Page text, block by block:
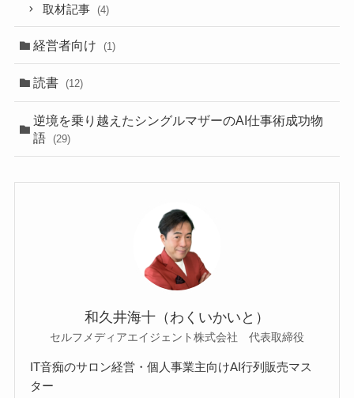
取材記事 (4)
経営者向け (1)
読書 (12)
逆境を乗り越えたシングルマザーのAI仕事術成功物
語
(29)
和久井海十（わくいかいと）
セルフメディアエイジェント株式会社 代表取締役
IT音痴のサロン経営・個人事業主向けAI行列販売マス
ター